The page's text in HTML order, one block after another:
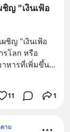
ญ "เงินเฟ้อ
ชิญ "เงินเฟ้อ
โลก หรือ
หารที่เพิ่มขึ้น
11 1
าม